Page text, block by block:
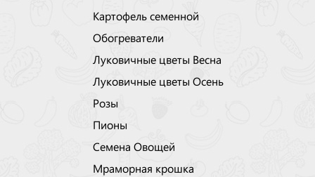
Картофель семенной
Обогреватели
Луковичные цветы Весна
Луковичные цветы Осень
Розы
Пионы
Семена Овощей
Мраморная крошка